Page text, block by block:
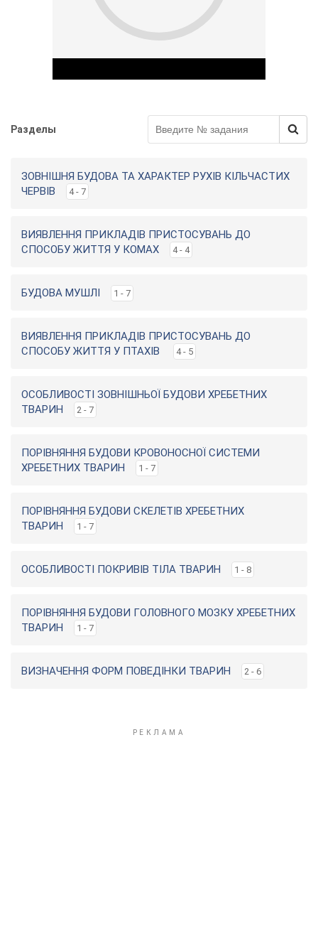
Разделы
ЗОВНІШНЯ БУДОВА ТА ХАРАКТЕР РУХІВ КІЛЬЧАСТИХ
ЧЕРВІВ
4 - 7
ВИЯВЛЕННЯ ПРИКЛАДІВ ПРИСТОСУВАНЬ ДО
СПОСОБУ ЖИТТЯ У КОМАХ
4 - 4
БУДОВА МУШЛІ 1 - 7
ВИЯВЛЕННЯ ПРИКЛАДІВ ПРИСТОСУВАНЬ ДО
СПОСОБУ ЖИТТЯ У ПТАХІВ
4 - 5
ОСОБЛИВОСТІ ЗОВНІШНЬОЇ БУДОВИ ХРЕБЕТНИХ
ТВАРИН
2 - 7
ПОРІВНЯННЯ БУДОВИ КРОВОНОСНОЇ СИСТЕМИ
ХРЕБЕТНИХ ТВАРИН
1 - 7
ПОРІВНЯННЯ БУДОВИ СКЕЛЕТІВ ХРЕБЕТНИХ
ТВАРИН
1 - 7
ОСОБЛИВОСТІ ПОКРИВІВ ТІЛА ТВАРИН 1 - 8
ПОРІВНЯННЯ БУДОВИ ГОЛОВНОГО МОЗКУ ХРЕБЕТНИХ
ТВАРИН
1 - 7
ВИЗНАЧЕННЯ ФОРМ ПОВЕДІНКИ ТВАРИН 2 - 6